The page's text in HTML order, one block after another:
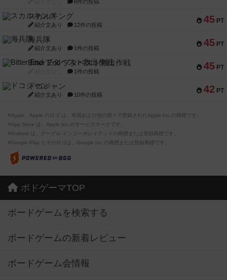
8件の投稿
45 PT
スカルキング
紹介文あり 12件の投稿
45 PT
海兵隊
紹介文あり 1件の投稿
45 PT
Bitter End ブタペスト救出作戦
1件の投稿
42 PT
ドコジャン
紹介文あり 10件の投稿
※Apple、Apple のロゴ は、米国および他の国々で登録されたApple Inc.の商標です。
※App Store は、Apple Inc.のサービスマークです。
※Android は、グーグル インコーポレイテッドの商標または登録商標です。
※Google Play とそのロゴは、Google Inc.の商標または登録商標です。
ボドゲーマTOP
ボードゲームを検索する
ボードゲームの新着レビュー
ボードゲーム会情報